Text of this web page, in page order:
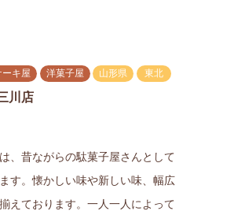
ーキ屋 洋菓子屋 山形県 東北
川店
、昔ながらの駄菓子屋さんとして
す。懐かしい味や新しい味、幅広
えております。一人一人によって